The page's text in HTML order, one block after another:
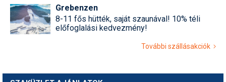
Grebenzen
8-11 fős hütték, saját szaunával! 10% téli
előfoglalási kedvezmény!
További szállásakciók